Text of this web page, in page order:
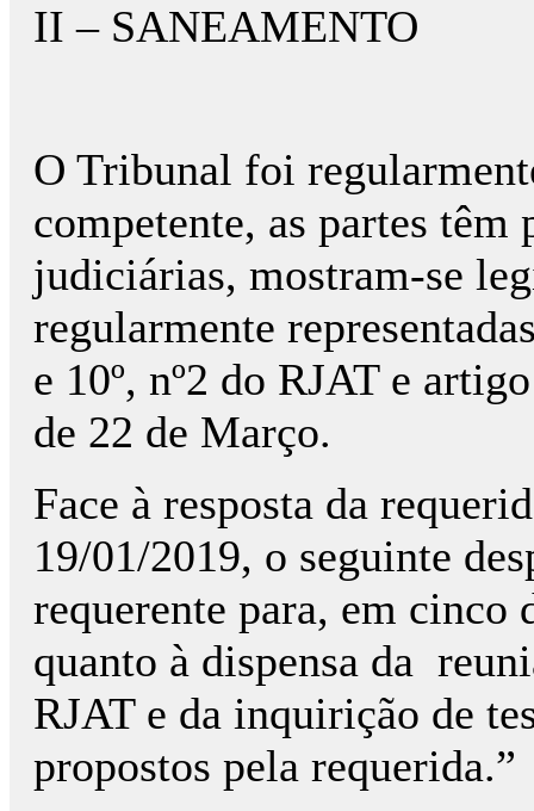
II – SANEAMENTO
O Tribunal foi
competente, as partes têm
judiciárias, mostram-se
regularmente
e 10º, nº2 do RJAT e
de 22 de Março.
Face à resposta da
19/01/2019, o seguinte
requerente para, em cinco
quanto à dispensa da
RJAT e da inquirição de
propostos pela requerida.”